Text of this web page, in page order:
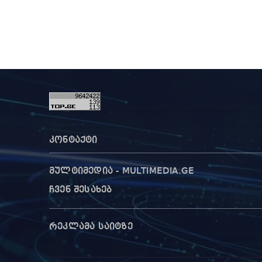
კონტაქტი
მულტიმედია - MULTIMEDIA.GE
ჩვენ შესახებ
რეკლამა საიტზე